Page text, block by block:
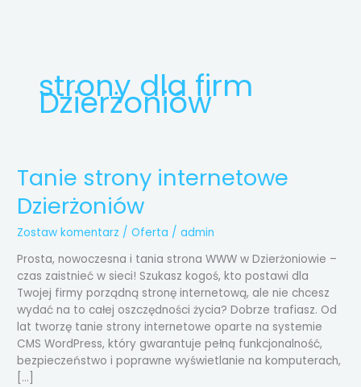
strony dla firm
Dzierżoniów
Tanie strony internetowe
Dzierżoniów
Zostaw komentarz /Oferta /admin
Prosta, nowoczesna i tania strona WWW w Dzierżoniowie –
czas zaistnieć w sieci! Szukasz kogoś, kto postawi dla
Twojej firmy porządną stronę internetową, ale nie chcesz
wydać na to całej oszczędności życia? Dobrze trafiasz. Od
lat tworzę tanie strony internetowe oparte na systemie
CMS WordPress, który gwarantuje pełną funkcjonalność,
bezpieczeństwo i poprawne wyświetlanie na komputerach,
[…]
Tanie
strony
internetowe